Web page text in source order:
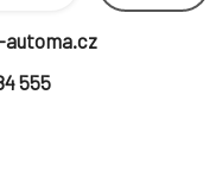
automa.cz
555